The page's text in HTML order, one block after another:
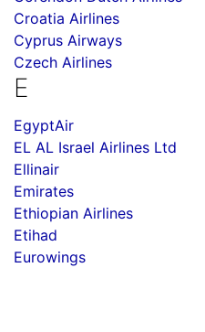
Croatia Airlines
Cyprus Airways
Czech Airlines
E
EgyptAir
EL AL Israel Airlines Ltd
Ellinair
Emirates
Ethiopian Airlines
Etihad
Eurowings